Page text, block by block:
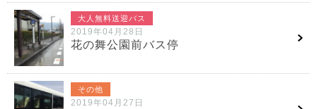
大人無料送迎バス
2019年04月28日
花の舞公園前バス停
その他
2019年04月27日